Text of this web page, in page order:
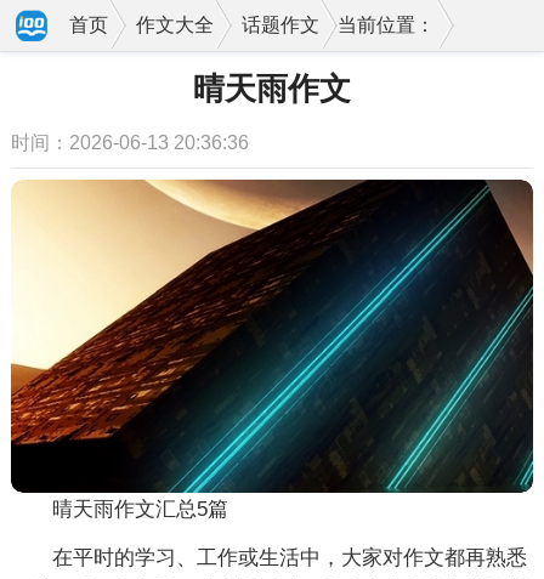
当前位置：
首页 作文大全 话题作文
晴天雨作文
时间：2026-06-13 20:36:36
晴天雨作文汇总5篇
在平时的学习、工作或生活中，大家对作文都再熟悉